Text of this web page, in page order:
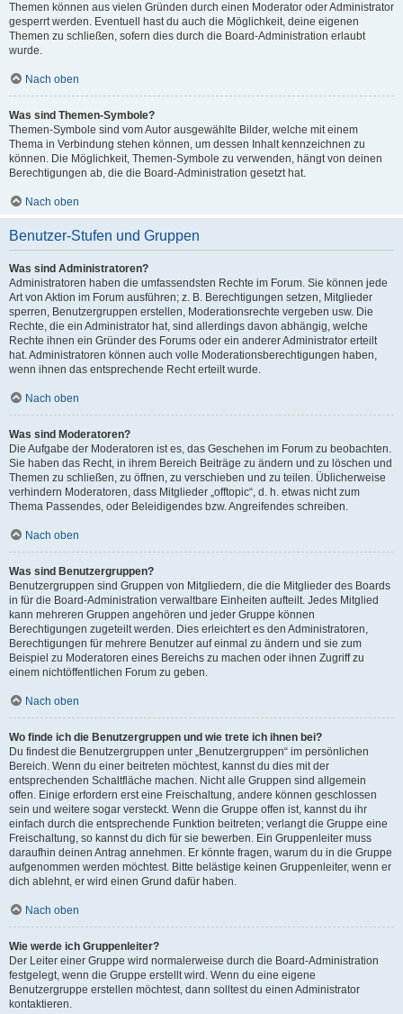
Themen können aus vielen Gründen durch einen Moderator oder Administrator
gesperrt werden. Eventuell hast du auch die Möglichkeit, deine eigenen
Themen zu schließen, sofern dies durch die Board-Administration erlaubt
wurde.
Nach oben
Was sind Themen-Symbole?
Themen-Symbole sind vom Autor ausgewählte Bilder, welche mit einem
Thema in Verbindung stehen können, um dessen Inhalt kennzeichnen zu
können. Die Möglichkeit, Themen-Symbole zu verwenden, hängt von deinen
Berechtigungen ab, die die Board-Administration gesetzt hat.
Nach oben
Benutzer-Stufen und Gruppen
Was sind Administratoren?
Administratoren haben die umfassendsten Rechte im Forum. Sie können jede
Art von Aktion im Forum ausführen; z. B. Berechtigungen setzen, Mitglieder
sperren, Benutzergruppen erstellen, Moderationsrechte vergeben usw. Die
Rechte, die ein Administrator hat, sind allerdings davon abhängig, welche
Rechte ihnen ein Gründer des Forums oder ein anderer Administrator erteilt
hat. Administratoren können auch volle Moderationsberechtigungen haben,
wenn ihnen das entsprechende Recht erteilt wurde.
Nach oben
Was sind Moderatoren?
Die Aufgabe der Moderatoren ist es, das Geschehen im Forum zu beobachten.
Sie haben das Recht, in ihrem Bereich Beiträge zu ändern und zu löschen und
Themen zu schließen, zu öffnen, zu verschieben und zu teilen. Üblicherweise
verhindern Moderatoren, dass Mitglieder „offtopic“, d. h. etwas nicht zum
Thema Passendes, oder Beleidigendes bzw. Angreifendes schreiben.
Nach oben
Was sind Benutzergruppen?
Benutzergruppen sind Gruppen von Mitgliedern, die die Mitglieder des Boards
in für die Board-Administration verwaltbare Einheiten aufteilt. Jedes Mitglied
kann mehreren Gruppen angehören und jeder Gruppe können
Berechtigungen zugeteilt werden. Dies erleichtert es den Administratoren,
Berechtigungen für mehrere Benutzer auf einmal zu ändern und sie zum
Beispiel zu Moderatoren eines Bereichs zu machen oder ihnen Zugriff zu
einem nichtöffentlichen Forum zu geben.
Nach oben
Wo finde ich die Benutzergruppen und wie trete ich ihnen bei?
Du findest die Benutzergruppen unter „Benutzergruppen“ im persönlichen
Bereich. Wenn du einer beitreten möchtest, kannst du dies mit der
entsprechenden Schaltfläche machen. Nicht alle Gruppen sind allgemein
offen. Einige erfordern erst eine Freischaltung, andere können geschlossen
sein und weitere sogar versteckt. Wenn die Gruppe offen ist, kannst du ihr
einfach durch die entsprechende Funktion beitreten; verlangt die Gruppe eine
Freischaltung, so kannst du dich für sie bewerben. Ein Gruppenleiter muss
daraufhin deinen Antrag annehmen. Er könnte fragen, warum du in die Gruppe
aufgenommen werden möchtest. Bitte belästige keinen Gruppenleiter, wenn er
dich ablehnt, er wird einen Grund dafür haben.
Nach oben
Wie werde ich Gruppenleiter?
Der Leiter einer Gruppe wird normalerweise durch die Board-Administration
festgelegt, wenn die Gruppe erstellt wird. Wenn du eine eigene
Benutzergruppe erstellen möchtest, dann solltest du einen Administrator
kontaktieren.